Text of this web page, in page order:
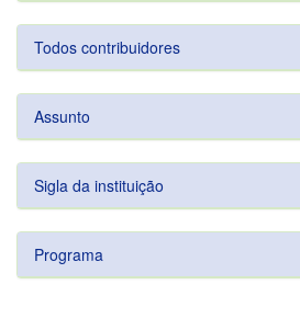
Todos contribuidores
Assunto
Sigla da instituição
Programa